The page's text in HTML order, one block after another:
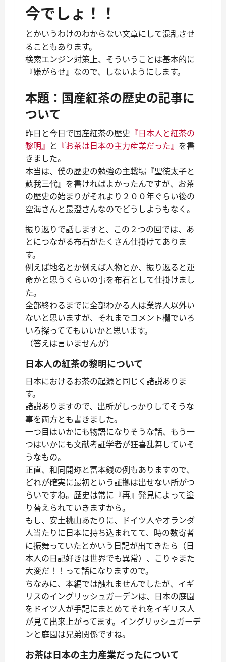
今でしょ！！
とかいうわけのわからない文章にして混乱させ
ることもあります。
検索エンジン対策上、そういうことは基本的に
『嫌がらせ』なので、しないようにします。
本題：国産紅茶の歴史の記事に
ついて
昨日と今日で国産紅茶の歴史 『日本人と紅茶の
黎明』 と 『お茶は日本の主力産業だった』 を書
きました。
本当は、僕の歴史の勉強の主戦場『聖徳太子と
蘇我三代』を書ければよかったんですが、お茶
の歴史の始まりがそれより２００年ぐらい後の
空海さんと最澄さんなのでどうしようもなく。
振り返りで話しますと、この２つの回では、あ
とにつながる布石がたくさん仕掛けてありま
す。
例えば地名とか例えば人物とか、振り返ると運
命かと思うくらいの事を布石として仕掛けまし
た。
全部終わるまでに全部わかる人は業界人以外い
ないと思いますが、それまでコメント欄でいろ
いろ探っててもいいかと思います。
（答えは言いませんが）
日本人の紅茶の黎明について
日本におけるお茶の起源と同じく諸説ありま
す。
諸説ありますので、出所がしっかりしてそうな
事を両方とも書きました。
一つ目はいかにも物語になりそうな話、もう一
つはいかにも文献考証学者が狂喜乱舞していそ
うなもの。
正直、和同開珎と富本銭の例もありますので、
どれが確実に最初という証拠は出せない所がつ
らいですね。歴史は常に『再』発見によって塗
り替えられていきますから。
もし、安土桃山あたりに、ドイツ人やオランダ
人当たりに日本に持ち込まれてて、時の数寄者
に振舞っていたとかいう日記が出てきたら（日
本人の日記好きは世界でも異常）、こりゃまた
大変だ！！って話になりますので。
ちなみに、本編では触れませんでしたが、イギ
リスのイングリッシュガーデンは、日本の庭園
をドイツ人が手記にまとめてそれをイギリス人
が見て出来上がってます。イングリッシュガーデ
ンと庭園は兄弟関係ですね。
お茶は日本の主力産業だったについて